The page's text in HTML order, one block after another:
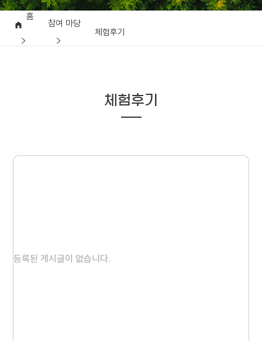
홈
참여 마당
체험후기
체험후기
등록된 게시글이 없습니다.